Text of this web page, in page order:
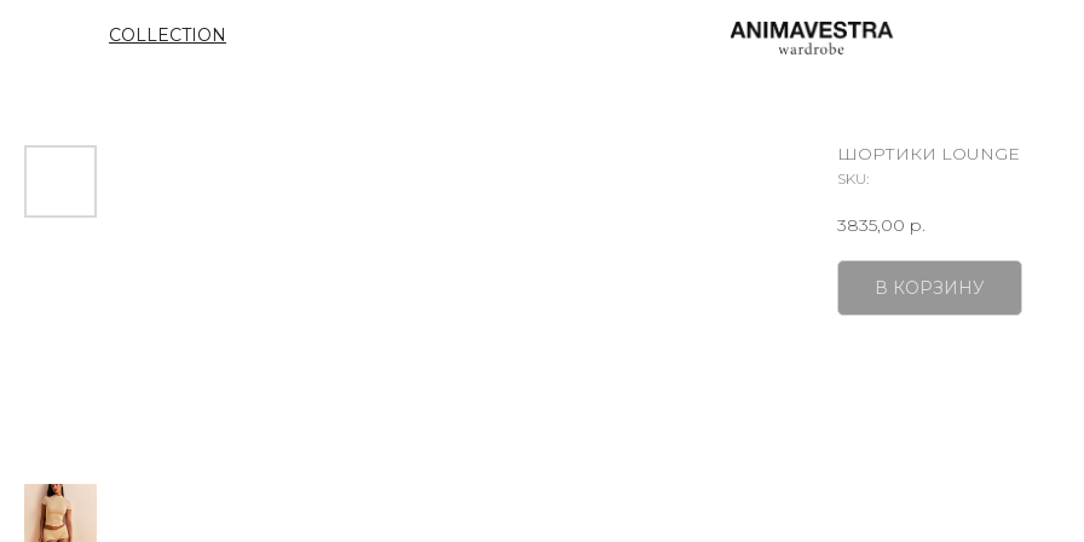
COLLECTION
ШОРТИКИ LOUNGE
SKU:
3835,00 р.
В КОРЗИНУ